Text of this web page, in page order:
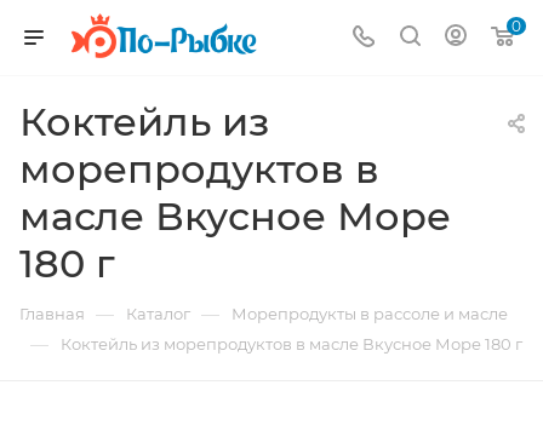
0
Коктейль из
морепродуктов в
масле Вкусное Море
180 г
Главная — Каталог — Морепродукты в рассоле и масле
— Коктейль из морепродуктов в масле Вкусное Море 180 г